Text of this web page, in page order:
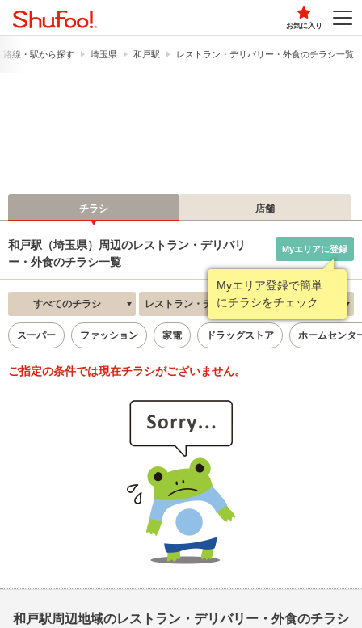
お気に入り
路線・駅から探す 埼玉県 和戸駅 レストラン・デリバリー・外食のチラシ一覧
チラシ 店舗
和戸駅（埼玉県）周辺のレストラン・デリバリ
ー・外食のチラシ一覧
Myエリア登録で簡単
にチラシをチェック
Myエリアに登録
すべてのチラシ レストラン・デリバリー・外食 新着順
スーパー ファッション 家電 ドラッグストア ホームセンタ
ご指定の条件では現在チラシがございません。
和戸駅周辺地域のレストラン・デリバリー・外食のチラシ